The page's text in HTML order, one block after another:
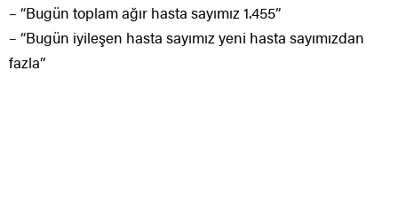
– “Bugün toplam ağır hasta sayımız 1.455”
– “Bugün iyileşen hasta sayımız yeni hasta sayımızdan
fazla”